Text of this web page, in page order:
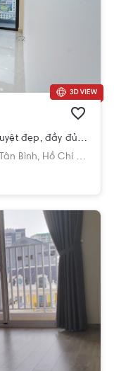
Căn hộ Park Legend view thành phố tuyệt đẹp, đầy đủ tiện ích.
Tân Bình, Hồ Chí Minh